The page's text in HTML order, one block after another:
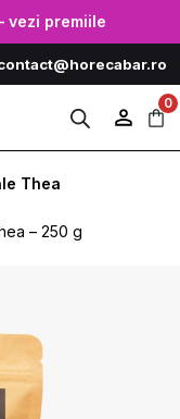
vezi premiile
0
Thea
– 250 g